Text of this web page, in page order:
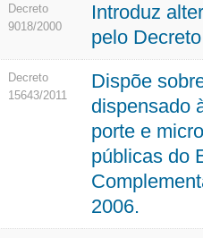
Decreto
9018/2000
Introduz
pelo
Decreto
15643/2011
Dispõe
dispensado
porte e
públicas do
2006.